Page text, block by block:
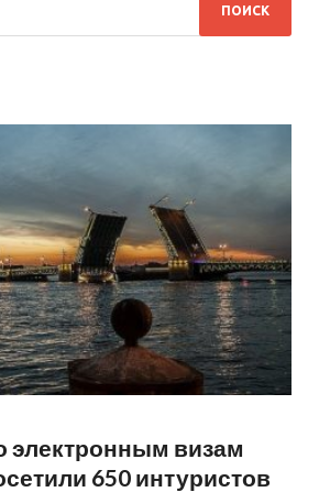
электронным визам
650 интуристов